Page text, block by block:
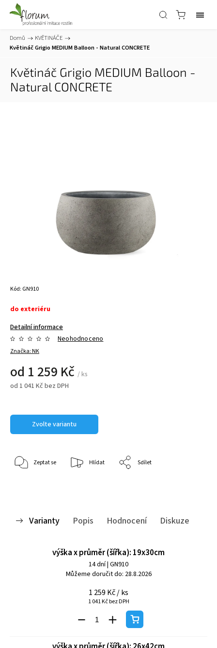
Domů / KVĚTINÁČE /
Květináč Grigio MEDIUM Balloon - Natural CONCRETE
Květináč Grigio MEDIUM Balloon -
Natural CONCRETE
Kód: GN910
do exteriéru
Detailní informace
Značka:NK
Neohodnoceno
od 1 259 Kč / ks
od 1 041 Kč bez DPH
Zvolte variantu
Zeptat se Hlídat Sdílet
Varianty Popis Hodnocení Diskuze
výška x průměr (šířka): 19x30cm
14 dní| GN910
Můžeme doručit do: 28.8.2026
1 259 Kč/ ks
1 041 Kč bez DPH